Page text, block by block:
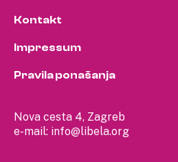
Nova cesta 4, Zagreb
e-mail: info@libela.org
Kontakt
Impressum
Pravila ponašanja